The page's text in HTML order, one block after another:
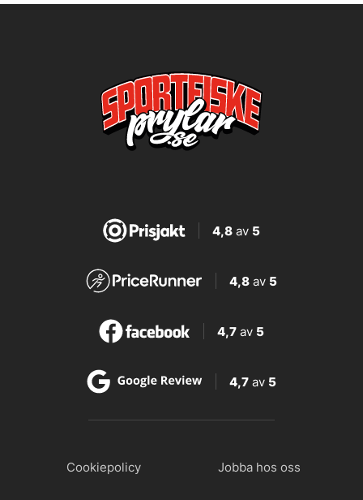
4,8av 5
4,8 av 5
4,7 av 5
4,7 av 5
Cookiepolicy Jobba hos oss